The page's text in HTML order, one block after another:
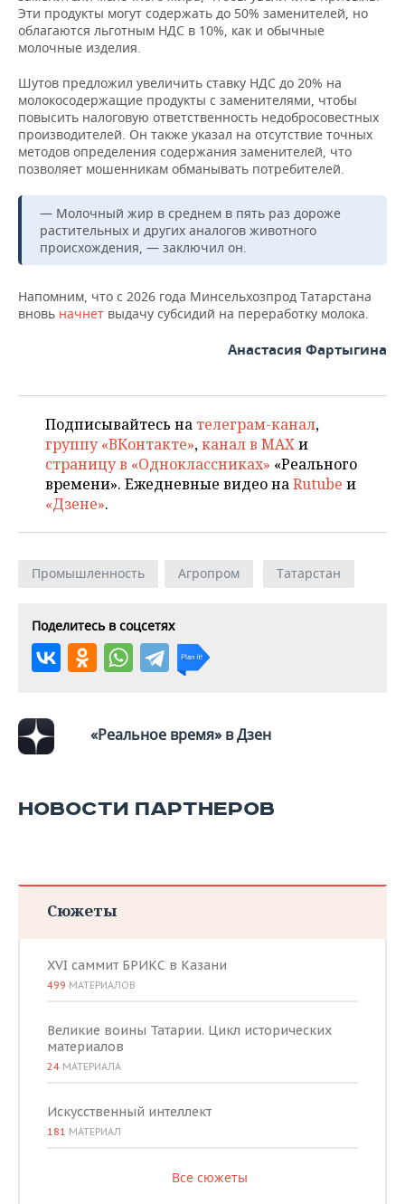
Эти продукты могут содержать до 50% заменителей, но
облагаются льготным НДС в 10%, как и обычные
молочные изделия.
Шутов предложил увеличить ставку НДС до 20% на
молокосодержащие продукты с заменителями, чтобы
повысить налоговую ответственность недобросовестных
производителей. Он также указал на отсутствие точных
методов определения содержания заменителей, что
позволяет мошенникам обманывать потребителей.
— Молочный жир в среднем в пять раз дороже
растительных и других аналогов животного
происхождения, — заключил он.
Напомним, что с 2026 года Минсельхозпрод Татарстана
вновь начнет выдачу субсидий на переработку молока.
Анастасия Фартыгина
Подписывайтесь на телеграм-канал,
группу «ВКонтакте»,канал в MAXи
страницу в «Одноклассниках» «Реального
времени». Ежедневные видео наRutube и
«Дзене».
Промышленность Агропром Татарстан
Поделитесь в соцсетях
«Реальное время» в Дзен
НОВОСТИ ПАРТНЕРОВ
Сюжеты
XVI саммит БРИКС в Казани
499 МАТЕРИАЛОВ
Великие воины Татарии. Цикл исторических
материалов
24 МАТЕРИАЛА
Искусственный интеллект
181 МАТЕРИАЛ
Все сюжеты